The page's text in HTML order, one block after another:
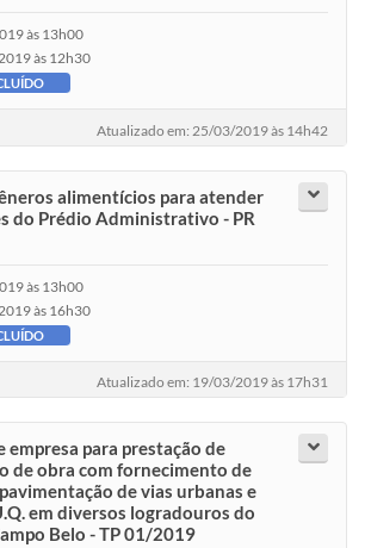
às 13h00
às 12h30
Atualizado em: 25/03/2019 às 14h42
alimentícios para atender
do Prédio Administrativo - PR
às 13h00
às 16h30
Atualizado em: 19/03/2019 às 17h31
empresa para prestação de
de obra com fornecimento de
de vias urbanas e
em diversos logradouros do
Belo - TP 01/2019